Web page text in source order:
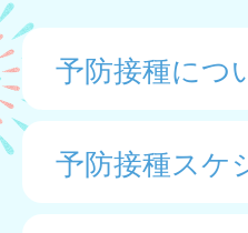
予防接種につ
予防接種スケ